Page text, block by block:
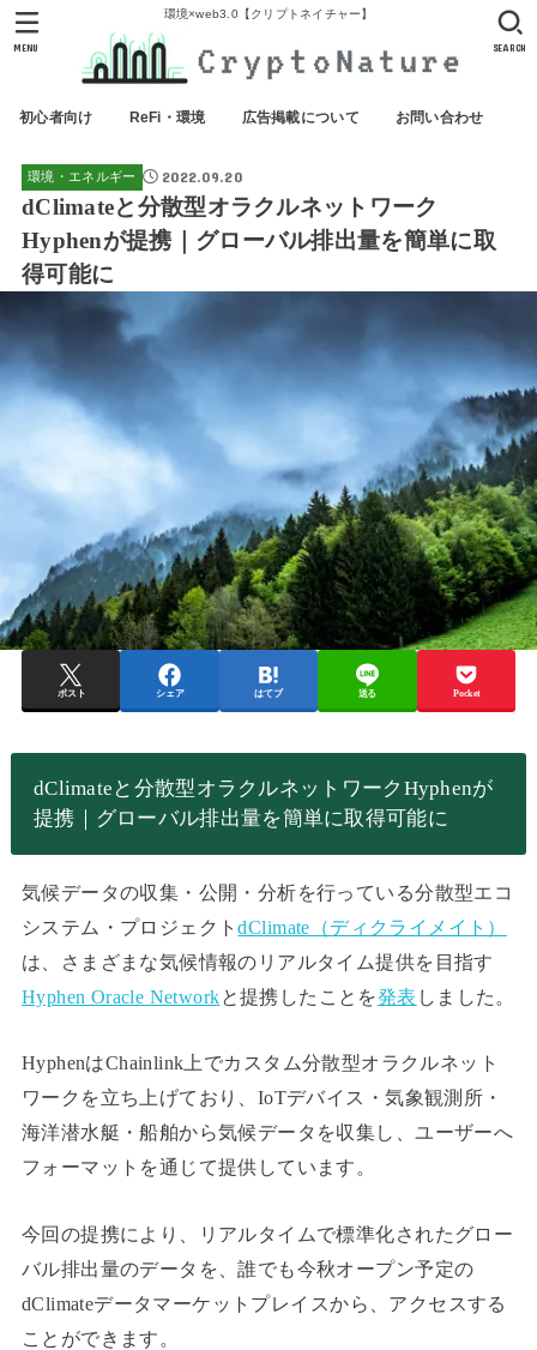
環境×web3.0【クリプトネイチャー】
初心者向け ReFi・環境 広告掲載について お問い合わせ
SEARCH
MENU
環境・エネルギー 2022.09.20
dClimateと分散型オラクルネットワーク
Hyphenが提携｜グローバル排出量を簡単に取
得可能に
ポスト シェア はてブ 送る Pocket
dClimateと分散型オラクルネットワークHyphenが
提携｜グローバル排出量を簡単に取得可能に
気候データの収集・公開・分析を行っている分散型エコ
システム・プロジェクトdClimate（ディクライメイト）
は、さまざまな気候情報のリアルタイム提供を目指す
Hyphen Oracle Networkと提携したことを発表 しました。
HyphenはChainlink上でカスタム分散型オラクルネット
ワークを立ち上げており、IoTデバイス・気象観測所・
海洋潜水艇・船舶から気候データを収集し、ユーザーへ
フォーマットを通じて提供しています。
今回の提携により、リアルタイムで標準化されたグロー
バル排出量のデータを、誰でも今秋オープン予定の
dClimateデータマーケットプレイスから、アクセスする
ことができます。